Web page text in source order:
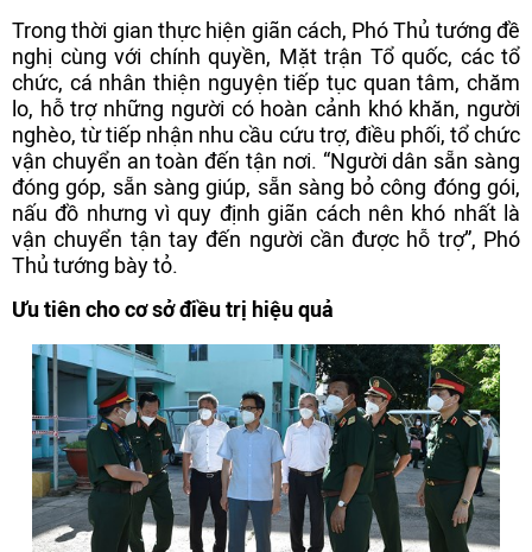
Trong thời gian thực hiện giãn cách, Phó Thủ tướng đề
nghị cùng với chính quyền, Mặt trận Tổ quốc, các tổ
chức, cá nhân thiện nguyện tiếp tục quan tâm, chăm
lo, hỗ trợ những người có hoàn cảnh khó khăn, người
nghèo, từ tiếp nhận nhu cầu cứu trợ, điều phối, tổ chức
vận chuyển an toàn đến tận nơi. “Người dân sẵn sàng
đóng góp, sẵn sàng giúp, sẵn sàng bỏ công đóng gói,
nấu đồ nhưng vì quy định giãn cách nên khó nhất là
vận chuyển tận tay đến người cần được hỗ trợ”, Phó
Thủ tướng bày tỏ.
Ưu tiên cho cơ sở điều trị hiệu quả